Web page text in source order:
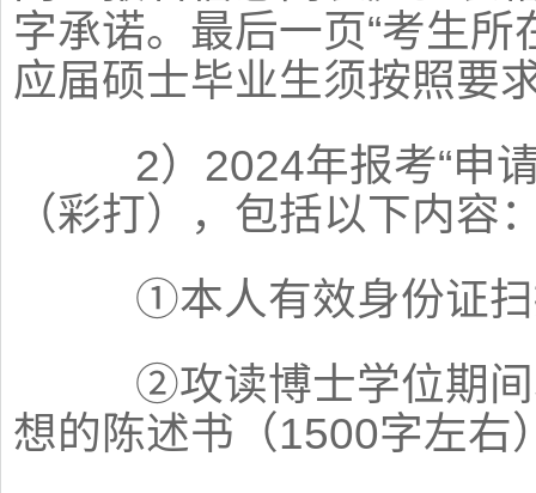
字承诺。最后一页“考生
应届硕士毕业生须按照要
2）2024年报考“申请
（彩打），包括以下内容
①本人有效身份证扫
②攻读博士学位期间
想的陈述书（1500字左右